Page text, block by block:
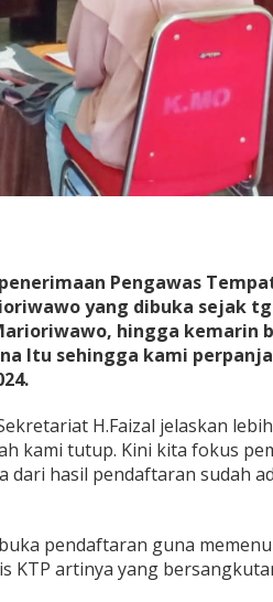
Pengawas
yang dibuka sejak tgl
hingga kemarin
Itu sehingga kami
H.Faizal jelaskan
kami tutup. Kini kita fokus
dari hasil pendaftaran sudah
pendaftaran guna
KTP artinya yang